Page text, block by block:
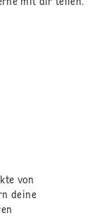
mit dir teilen.
von
deine